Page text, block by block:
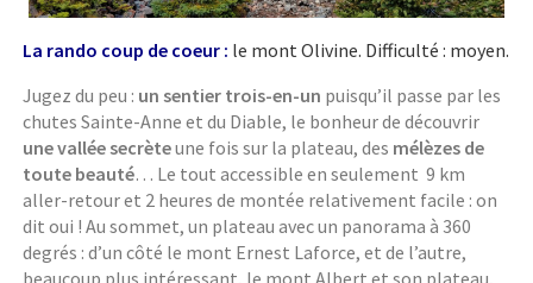
La rando coup de coeur : le mont Olivine. Difficulté : moyen.
Jugez du peu : un sentier trois-en-un puisqu’il passe par les
chutes Sainte-Anne et du Diable, le bonheur de découvrir
une vallée secrèteune fois sur la plateau, des mélèzes de
toute beauté… Le tout accessible en seulement 9 km
aller-retour et 2 heures de montée relativement facile : on
dit oui ! Au sommet, un plateau avec un panorama à 360
degrés : d’un côté le mont Ernest Laforce, et de l’autre,